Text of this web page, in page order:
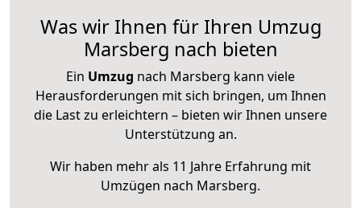
Was wir Ihnen für Ihren Umzug
Marsberg nach bieten
Ein Umzug nach Marsberg kann viele
Herausforderungen mit sich bringen, um Ihnen
die Last zu erleichtern – bieten wir Ihnen unsere
Unterstützung an.
Wir haben mehr als 11 Jahre Erfahrung mit
Umzügen nach Marsberg.